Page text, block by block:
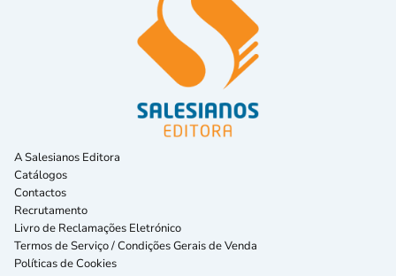
A Salesianos Editora
Catálogos
Contactos
Recrutamento
Livro de Reclamações Eletrónico
Termos de Serviço / Condições Gerais de Venda
Políticas de Cookies